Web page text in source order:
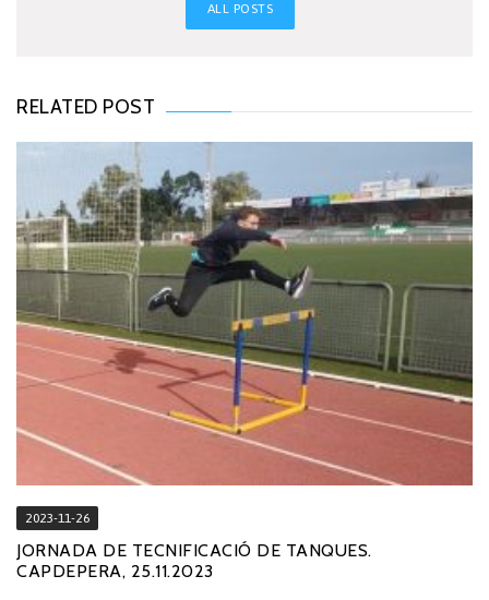
ALL POSTS
RELATED POST
2023-11-26
JORNADA DE TECNIFICACIÓ DE TANQUES.
CAPDEPERA, 25.11.2023